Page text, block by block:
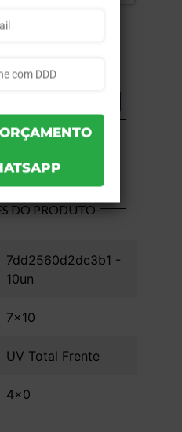
cm - UV Total
DO PRODUTO
7dd2560d2dc3b1 -
10un
7x10
UV Total Frente
4x0